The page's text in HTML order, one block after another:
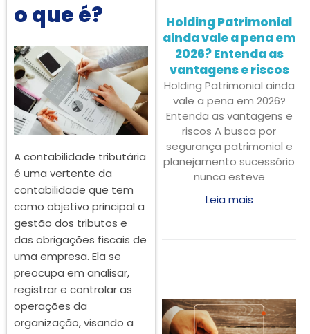
o que é?
A contabilidade tributária
é uma vertente da
contabilidade que tem
como objetivo principal a
gestão dos tributos e
das obrigações fiscais de
uma empresa. Ela se
preocupa em analisar,
registrar e controlar as
operações da
organização, visando a
Holding Patrimonial
ainda vale a pena em
2026? Entenda as
vantagens e riscos
Holding Patrimonial ainda
vale a pena em 2026?
Entenda as vantagens e
riscos A busca por
segurança patrimonial e
planejamento sucessório
nunca esteve
Leia mais